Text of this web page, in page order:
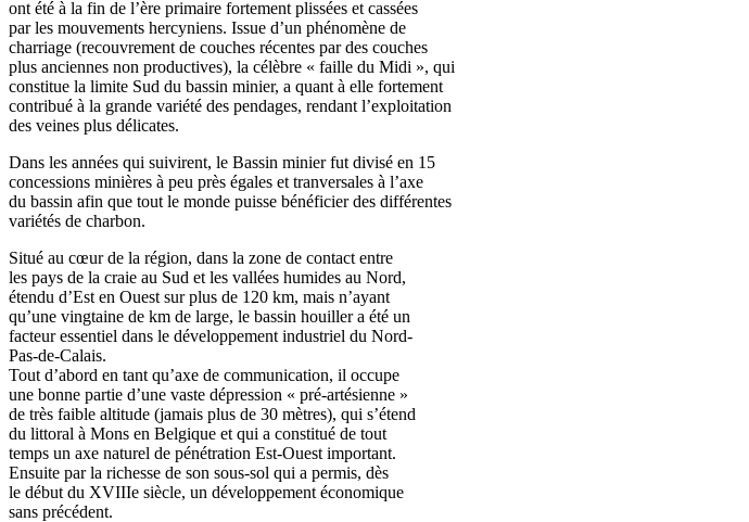
ont été à la fin de l’ère primaire fortement plissées et cassées
par les mouvements hercyniens. Issue d’un phénomène de
charriage (recouvrement de couches récentes par des couches
plus anciennes non productives), la célèbre « faille du Midi », qui
constitue la limite Sud du bassin minier, a quant à elle fortement
contribué à la grande variété des pendages, rendant l’exploitation
des veines plus délicates.
Dans les années qui suivirent, le Bassin minier fut divisé en 15
concessions minières à peu près égales et tranversales à l’axe
du bassin afin que tout le monde puisse bénéficier des différentes
variétés de charbon.
Situé au cœur de la région, dans la zone de contact entre
les pays de la craie au Sud et les vallées humides au Nord,
étendu d’Est en Ouest sur plus de 120 km, mais n’ayant
qu’une vingtaine de km de large, le bassin houiller a été un
facteur essentiel dans le développement industriel du Nord-
Pas-de-Calais.
Tout d’abord en tant qu’axe de communication, il occupe
une bonne partie d’une vaste dépression « pré-artésienne »
de très faible altitude (jamais plus de 30 mètres), qui s’étend
du littoral à Mons en Belgique et qui a constitué de tout
temps un axe naturel de pénétration Est-Ouest important.
Ensuite par la richesse de son sous-sol qui a permis, dès
le début du XVIIIe siècle, un développement économique
sans précédent.